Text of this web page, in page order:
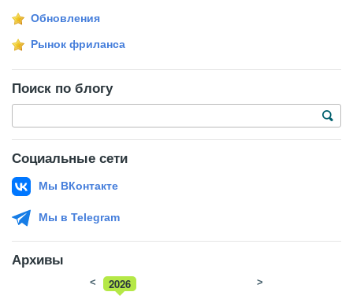
Обновления
Рынок фриланса
Поиск по блогу
Социальные сети
Мы ВКонтакте
Мы в Telegram
Архивы
2026
2025
< >